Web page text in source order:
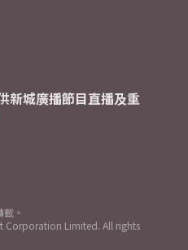
新城廣播節目直播及重
。
Corporation Limited. All rights